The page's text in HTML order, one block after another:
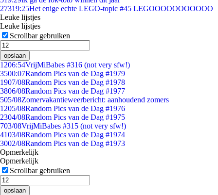
27319:25Het enige echte LEGO-topic #45 LEGOOOOOOOOOOO
Leuke lijstjes
Leuke lijstjes
Scrollbar gebruiken
opslaan
1206:54VrijMiBabes #316 (not very sfw!)
3500:07Random Pics van de Dag #1979
1907/08Random Pics van de Dag #1978
3806/08Random Pics van de Dag #1977
505/08Zomervakantieweerbericht: aanhoudend zomers
1205/08Random Pics van de Dag #1976
2304/08Random Pics van de Dag #1975
703/08VrijMiBabes #315 (not very sfw!)
4103/08Random Pics van de Dag #1974
3002/08Random Pics van de Dag #1973
Opmerkelijk
Opmerkelijk
Scrollbar gebruiken
opslaan